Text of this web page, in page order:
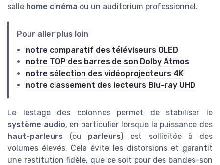
salle home cinéma ou un auditorium professionnel.
Pour aller plus loin
notre comparatif des téléviseurs OLED
notre TOP des barres de son Dolby Atmos
notre sélection des vidéoprojecteurs 4K
notre classement des lecteurs Blu-ray UHD
Le lestage des colonnes permet de stabiliser le
système audio, en particulier lorsque la puissance des
haut-parleurs (ou parleurs) est sollicitée à des
volumes élevés. Cela évite les distorsions et garantit
une restitution fidèle, que ce soit pour des bandes-son